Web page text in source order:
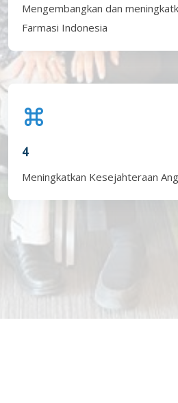
Mengembangkan dan
Farmasi Indonesia
4
Meningkatkan Kesejahteraan